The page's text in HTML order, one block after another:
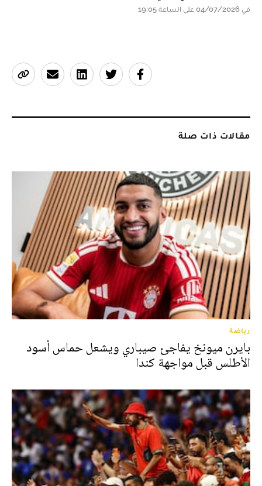
في 04/07/2026 على الساعة 19:05
مقالات ذات صلة
رياضة
بايرن ميونخ يفاجئ صيباري ويشعل حماس أسود
الأطلس قبل مواجهة كندا